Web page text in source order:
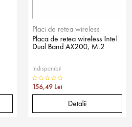
Placi de retea wireless
Placa de retea wireless Intel
Dual Band AX200, M.2
Indisponibil
156,49 Lei
Detalii